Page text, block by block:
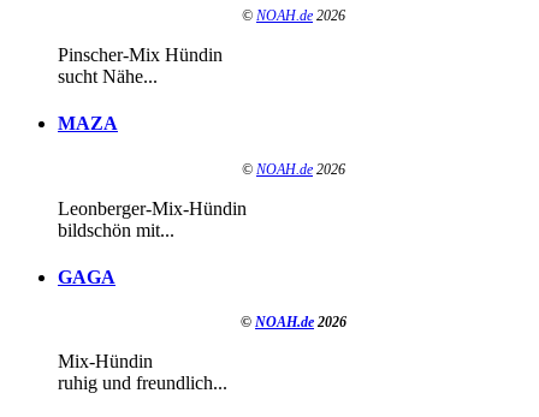
© NOAH.de 2026
Pinscher-Mix Hündin
sucht Nähe...
MAZA
© NOAH.de 2026
Leonberger-Mix-Hündin
bildschön mit...
GAGA
© NOAH.de 2026
Mix-Hündin
ruhig und freundlich...